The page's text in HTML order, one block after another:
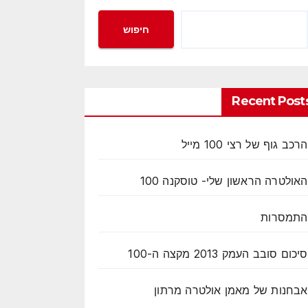
חיפוש
Recent
הרכב גוף של רצי 100 מייל
האולטרה הראשון שלי- טוסקנה 100
התמסרות
סיכום סובב העמק 2013 מקצה ה-100
אבחנות של מאמן אולטרה מרתון